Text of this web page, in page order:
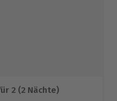
2 (2 Nächte)